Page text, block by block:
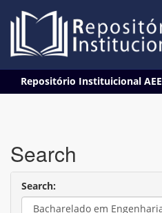
navigation
Repositório Instituicional AEE
Search
Search: